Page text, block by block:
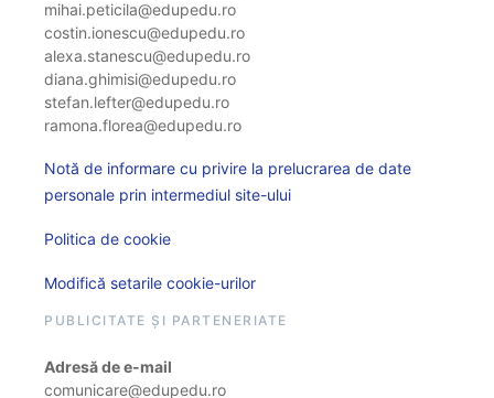
mihai.peticila@edupedu.ro
costin.ionescu@edupedu.ro
alexa.stanescu@edupedu.ro
diana.ghimisi@edupedu.ro
stefan.lefter@edupedu.ro
ramona.florea@edupedu.ro
Notă de informare cu privire la prelucrarea de date
personale prin intermediul site-ului
Politica de cookie
Modifică setarile cookie-urilor
PUBLICITATE ȘI PARTENERIATE
Adresă de e-mail
comunicare@edupedu.ro